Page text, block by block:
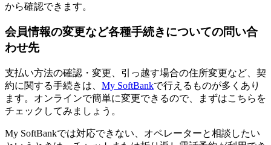
から確認できます。
会員情報の変更など各種手続きについての問い合
わせ先
支払い方法の確認・変更、引っ越す場合の住所変更など、契
約に関する手続きは、 My SoftBankで行えるものが多くあり
ます。オンラインで簡単に変更できるので、まずはこちらを
チェックしてみましょう。
My SoftBankでは対応できない、オペレーターと相談したい